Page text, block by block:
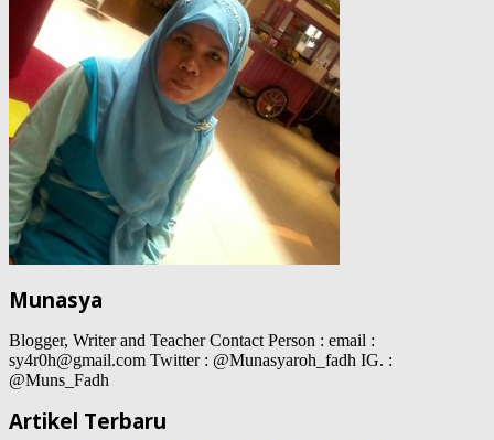
Munasya
Blogger, Writer and Teacher Contact Person : email :
sy4r0h@gmail.com Twitter : @Munasyaroh_fadh IG. :
@Muns_Fadh
Artikel Terbaru